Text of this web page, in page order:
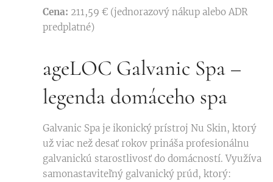
Cena: 211,59 € (jednorazový nákup alebo ADR
predplatné)
ageLOC Galvanic Spa –
legenda domáceho spa
Galvanic Spa je ikonický prístroj Nu Skin, ktorý
už viac než desať rokov prináša profesionálnu
galvanickú starostlivosť do domácností. Využíva
samonastaviteľný galvanický prúd, ktorý: